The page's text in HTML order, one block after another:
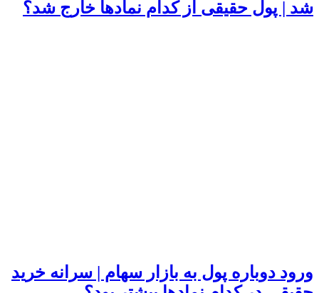
شد | پول حقیقی از کدام نماد‌ها خارج شد؟
ورود دوباره پول به بازار سهام | سرانه خرید